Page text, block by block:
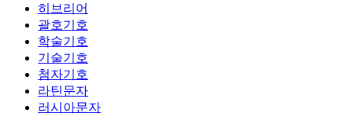
히브리어
괄호기호
학술기호
기술기호
첨자기호
라틴문자
러시아문자